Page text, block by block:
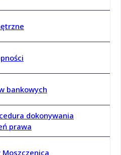
bankowych
dokonywania
prawa